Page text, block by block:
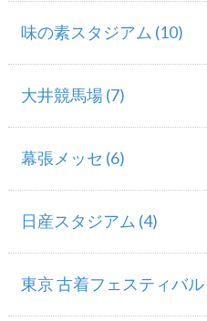
味の素スタジアム (10)
大井競馬場(7)
幕張メッセ (6)
日産スタジアム (4)
東京 古着フェスティバル